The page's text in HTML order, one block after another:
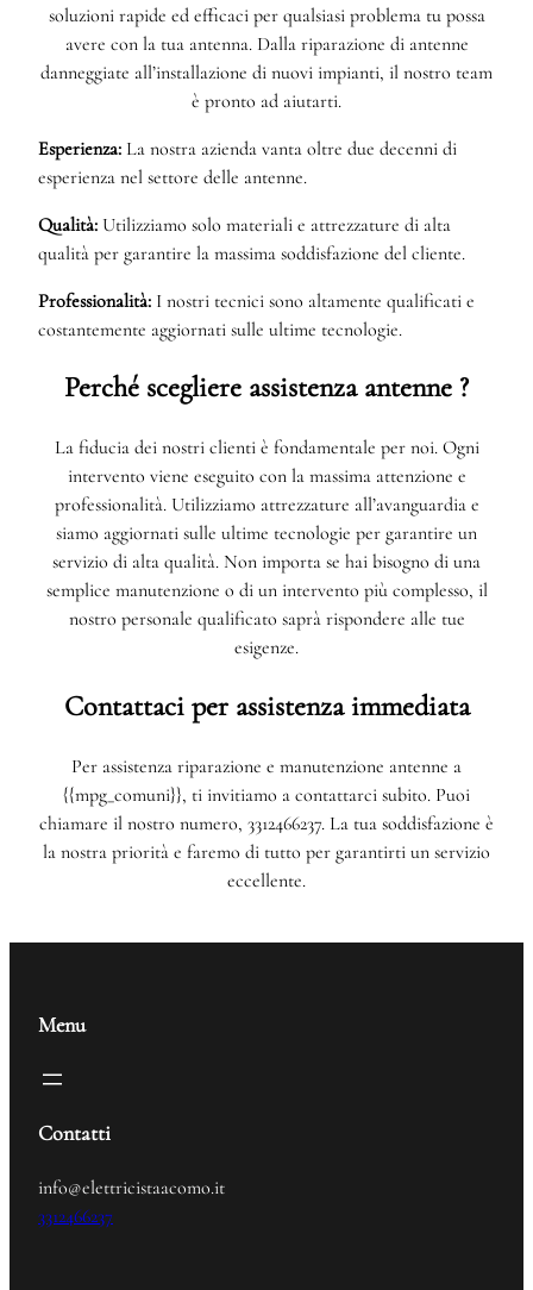
soluzioni rapide ed efficaci per qualsiasi problema tu possa
avere con la tua antenna. Dalla riparazione di antenne
danneggiate all’installazione di nuovi impianti, il nostro team
è pronto ad aiutarti.
Esperienza: La nostra azienda vanta oltre due decenni di
esperienza nel settore delle antenne.
Qualità: Utilizziamo solo materiali e attrezzature di alta
qualità per garantire la massima soddisfazione del cliente.
Professionalità: I nostri tecnici sono altamente qualificati e
costantemente aggiornati sulle ultime tecnologie.
Perché scegliere assistenza antenne ?
La fiducia dei nostri clienti è fondamentale per noi. Ogni
intervento viene eseguito con la massima attenzione e
professionalità. Utilizziamo attrezzature all’avanguardia e
siamo aggiornati sulle ultime tecnologie per garantire un
servizio di alta qualità. Non importa se hai bisogno di una
semplice manutenzione o di un intervento più complesso, il
nostro personale qualificato saprà rispondere alle tue
esigenze.
Contattaci per assistenza immediata
Per assistenza riparazione e manutenzione antenne a
{{mpg_comuni}}, ti invitiamo a contattarci subito. Puoi
chiamare il nostro numero, 3312466237. La tua soddisfazione è
la nostra priorità e faremo di tutto per garantirti un servizio
eccellente.
Menu
Contatti
info@elettricistaacomo.it
3312466237